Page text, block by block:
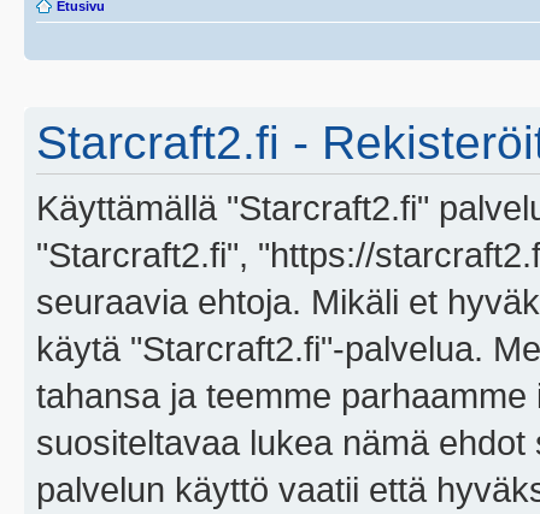
Etusivu
Starcraft2.fi -
Käyttämällä "Starcraft2.fi"
"Starcraft2.fi", "https://
seuraavia ehtoja. Mikäli et
käytä "Starcraft2.fi"-palvelua.
tahansa ja teemme
suositeltavaa lukea nämä
palvelun käyttö vaatii että